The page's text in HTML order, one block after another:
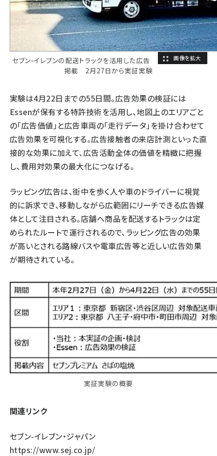
セブン-イレブンの配送トラックを活用した広告
掲載 2月27日から実証実験
実験は4月22日までの55日間。広告効果の検証には
Essenが保有する特許技術を活用し、地図上のエリアごと
の「広告価値」と広告車両の「走行データ」を掛け合わせて
広告効果を可視化する。広告接触者の来店計測といった直
接的な効果に加えて、広告活動全体の価値を精緻に把握
し、費用対効果の最大化につなげる。
ラッピング広告は、街中を歩く人や車のドライバーに視覚
的に訴求でき、移動しながら広範囲にリーチできる広告媒
体として注目される。店舗へ商品を配送するトラックは定
められたルートで運行されるので、ラッピング広告の効果
が高いとされる路線バスや電車広告等と近しい広告効果
が期待されている。
実証実験の概要
関連リンク
セブン-イレブン・ジャパン
https://www.sej.co.jp/